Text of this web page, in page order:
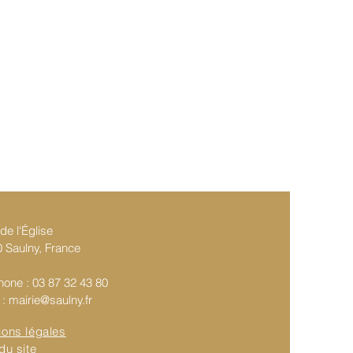
l'Église
Saulny, France
: 03 87 32 43 80
mairie@saulny.fr
légales
site